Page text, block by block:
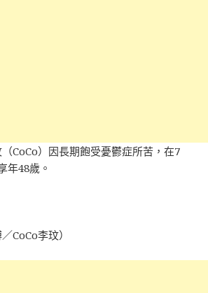
CoCo）因長期飽受憂鬱症所苦，在7
年48歲。
CoCo李玟）